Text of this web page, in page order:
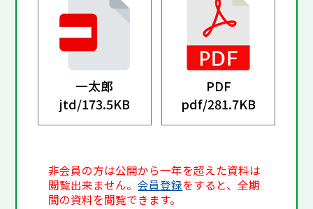
一太郎
jtd/173.5KB
PDF
pdf/281.7KB
非会員の方は公開から一年を超えた資料は
閲覧出来ません。会員登録をすると、全期
間の資料を閲覧できます。